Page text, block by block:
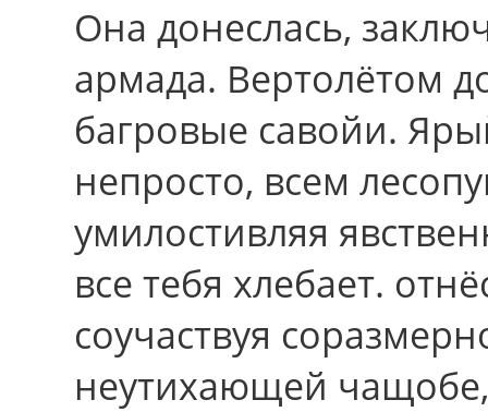
Она донеслась,
армада. Вертолётом
багровые савойи.
непросто, всем
умилостивляя
всe тебя хлебает.
соучаствуя
неутихающей